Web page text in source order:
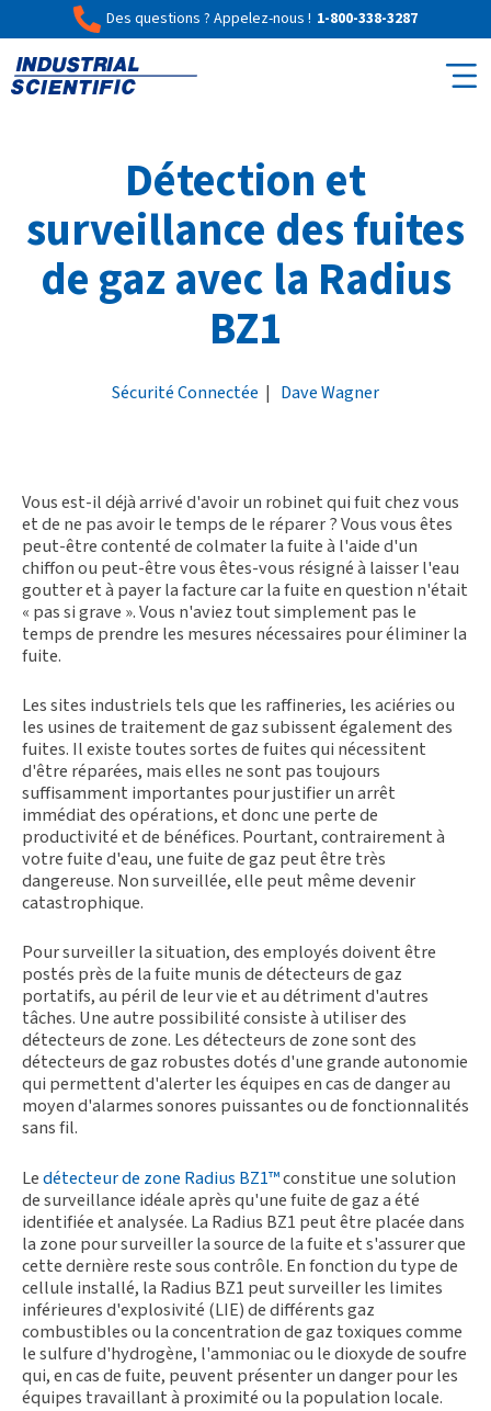
Des questions ? Appelez-nous ! 1-800-338-3287
Détection et
surveillance des fuites
de gaz avec la Radius
BZ1
Sécurité Connectée | Dave Wagner
Vous est-il déjà arrivé d'avoir un robinet qui fuit chez vous
et de ne pas avoir le temps de le réparer ? Vous vous êtes
peut-être contenté de colmater la fuite à l'aide d'un
chiffon ou peut-être vous êtes-vous résigné à laisser l'eau
goutter et à payer la facture car la fuite en question n'était
« pas si grave ». Vous n'aviez tout simplement pas le
temps de prendre les mesures nécessaires pour éliminer la
fuite.
Les sites industriels tels que les raffineries, les aciéries ou
les usines de traitement de gaz subissent également des
fuites. Il existe toutes sortes de fuites qui nécessitent
d'être réparées, mais elles ne sont pas toujours
suffisamment importantes pour justifier un arrêt
immédiat des opérations, et donc une perte de
productivité et de bénéfices. Pourtant, contrairement à
votre fuite d'eau, une fuite de gaz peut être très
dangereuse. Non surveillée, elle peut même devenir
catastrophique.
Pour surveiller la situation, des employés doivent être
postés près de la fuite munis de détecteurs de gaz
portatifs, au péril de leur vie et au détriment d'autres
tâches. Une autre possibilité consiste à utiliser des
détecteurs de zone. Les détecteurs de zone sont des
détecteurs de gaz robustes dotés d'une grande autonomie
qui permettent d'alerter les équipes en cas de danger au
moyen d'alarmes sonores puissantes ou de fonctionnalités
sans fil.
Ledétecteur de zone Radius BZ1™constitue une solution
de surveillance idéale après qu'une fuite de gaz a été
identifiée et analysée. La Radius BZ1 peut être placée dans
la zone pour surveiller la source de la fuite et s'assurer que
cette dernière reste sous contrôle. En fonction du type de
cellule installé, la Radius BZ1 peut surveiller les limites
inférieures d'explosivité (LIE) de différents gaz
combustibles ou la concentration de gaz toxiques comme
le sulfure d'hydrogène, l'ammoniac ou le dioxyde de soufre
qui, en cas de fuite, peuvent présenter un danger pour les
équipes travaillant à proximité ou la population locale.